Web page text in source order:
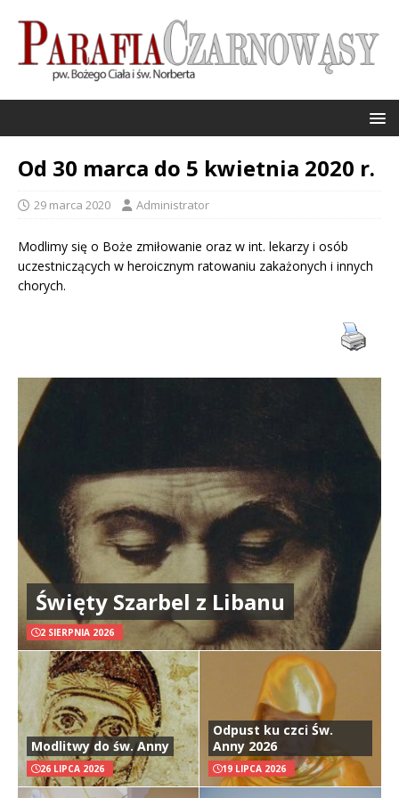
Od 30 marca do 5 kwietnia 2020 r.
29 marca 2020 Administrator
Modlimy się o Boże zmiłowanie oraz w int. lekarzy i osób
uczestniczących w heroicznym ratowaniu zakażonych i innych
chorych.
Święty Szarbel z Libanu
2 SIERPNIA 2026
Modlitwy do św. Anny
26 LIPCA 2026
Odpust ku czci Św.
Anny 2026
19 LIPCA 2026